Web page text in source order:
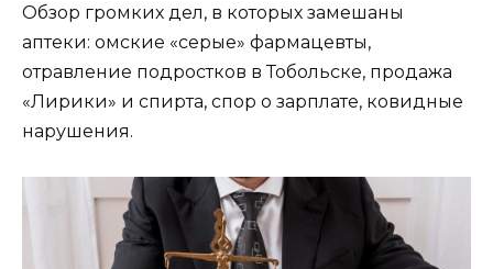
Обзор громких дел, в которых замешаны
аптеки: омские «серые» фармацевты,
отравление подростков в Тобольске, продажа
«Лирики» и спирта, спор о зарплате, ковидные
нарушения.